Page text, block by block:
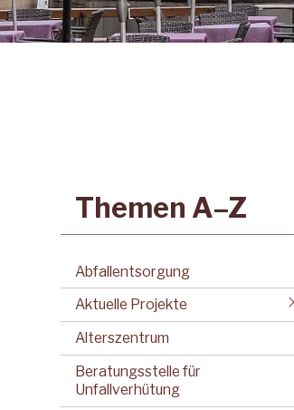
Subnavigation:
Themen A–Z
Abfallentsorgung
Aktuelle Projekte
Alterszentrum
Beratungsstelle für
Unfallverhütung